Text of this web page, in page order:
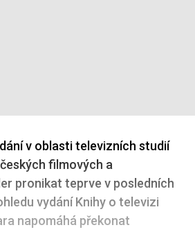
v oblasti televizních studií
filmových a
pronikat teprve v posledních
vydání Knihy o televizi
napomáhá překonat